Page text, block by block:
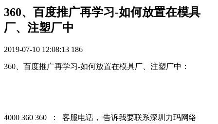
360、百度推广再学习-如何放置在模具
厂、注塑厂中
2019-07-10 12:08:13 186
360、百度推广再学习-如何放置在模具厂、注塑厂中：
4000 360 360 ： 客服电话， 告诉我要联系深圳力玛网络